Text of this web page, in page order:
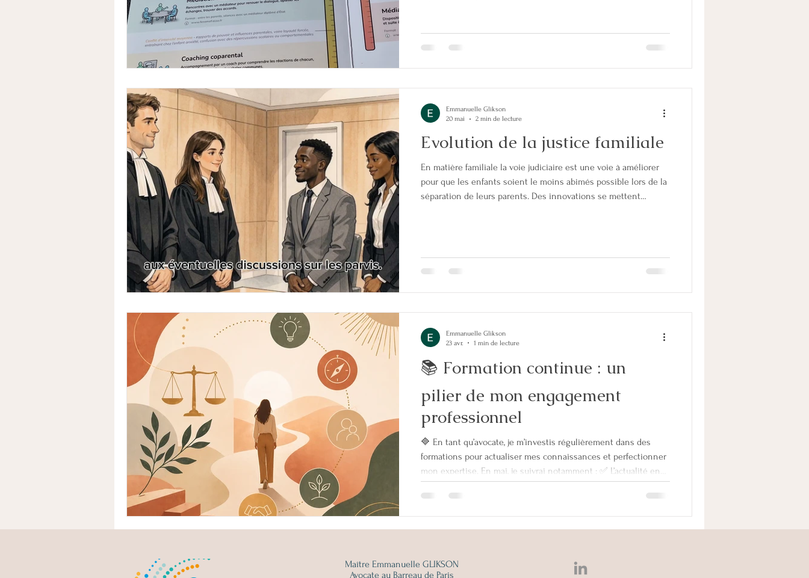
préservant l’équilibre de leurs enfants. 👉 Du conflit modéré au
conflit intense : chaque situation est unique. 👉 Le
"conflictomètre" : un outil pour évaluer l’intensité du co
Evolution de la justice familiale
En matière familiale la voie judiciaire est une voie à améliorer
pour que les enfants soient le moins abimés possible lors de la
séparation de leurs parents. Des innovations se mettent
s'agit d'un processus complet d'accompagnement des fa
Emmanuelle Glikson
20 mai
2 min de lecture
📚 Formation continue : un
pilier de mon engagement
professionnel
🔷 En tant qu’avocate, je m’investis régulièrement dans des
formations pour actualiser mes connaissances et perfectionner
mon expertise. En mai, je suivrai notamment : ✅ L’actualité en
droit des successions ✅ La boîte à outils des solutions en
matière d’autorité parentale ✅ Une formation sur le consensus
parental devant le TJ de Paris 🔷 En parallèle, mes activités de
guidance parentale (coaching coparental) et de coordination
Emmanuelle Glikson
23 avr.
1 min de lecture
Maître Emmanuelle GLIKSON
Avocate au Barreau de Paris